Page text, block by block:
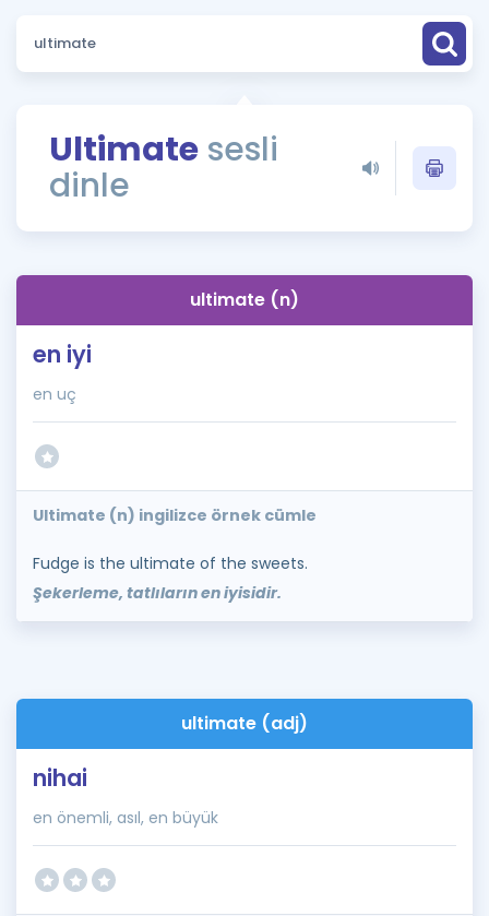
Sözlük
Rehberlik Aracı
ÖSYM Sınav Takvimi
İngilizce Gramer
Hakkımızda
Ultimate sesli
dinle
ultimate (n)
en iyi
en uç
Ultimate (n) ingilizce örnek cümle
Fudge is the ultimate of the sweets.
Şekerleme, tatlıların en iyisidir.
ultimate (adj)
nihai
en önemli, asıl, en büyük